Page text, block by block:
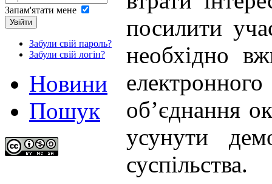
посилити
необхідно
об’єднання
усунути
суспільства.
Запам'ятати мене
Увійти
Забули свій пароль?
Забули свій логін?
Новини
Пошук